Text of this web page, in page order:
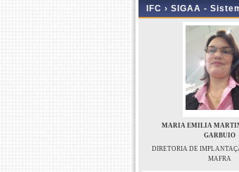
IFC › SIGAA -
MARIA EMILIA
GARBUIO
DIRETORIA DE
MAFRA